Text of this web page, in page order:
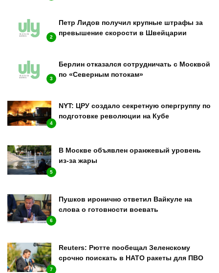
2
Петр Лидов получил крупные штрафы за
превышение скорости в Швейцарии
3
Берлин отказался сотрудничать с Москвой
по «Северным потокам»
4
NYT: ЦРУ создало секретную опергруппу по
подготовке революции на Кубе
5
В Москве объявлен оранжевый уровень
из-за жары
6
Пушков иронично ответил Вайкуле на
слова о готовности воевать
7
Reuters: Рютте пообещал Зеленскому
срочно поискать в НАТО ракеты для ПВО